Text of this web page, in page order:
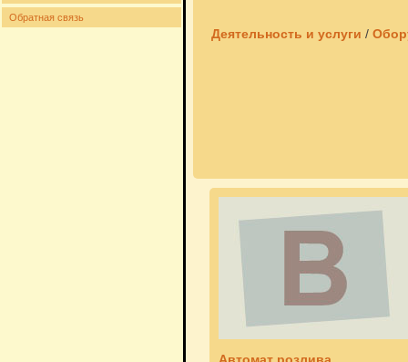
Обратная связь
Деятельность и услуги /